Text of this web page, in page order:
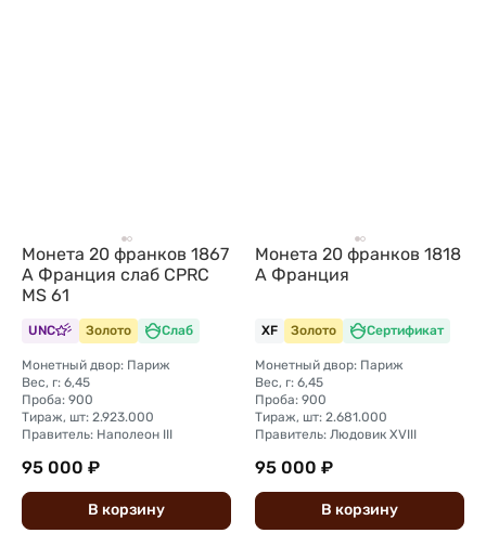
Монета 20 франков 1867
A Франция слаб CPRC
MS 61
UNC Золото Слаб
Монетный двор: Париж
Вес, г: 6,45
Проба: 900
Тираж, шт: 2.923.000
Правитель: Наполеон III
95 000 ₽
В корзину
Монета 20 франков 1818
А Франция
XF Золото Сертификат
Монетный двор: Париж
Вес, г: 6,45
Проба: 900
Тираж, шт: 2.681.000
Правитель: Людовик XVIII
95 000 ₽
В корзину